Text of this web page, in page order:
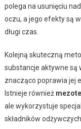
polega na usunięciu
oczu, a jego efekty są
długi czas.
Kolejną skuteczną
substancje aktywne są
znacząco poprawia jej
Istnieje również
ale wykorzystuje
składników